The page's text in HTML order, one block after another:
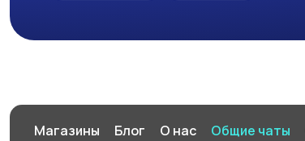
Магазины Блог О нас Общие чаты